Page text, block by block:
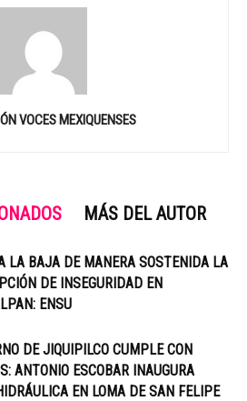
VOCES MEXIQUENSES
MÁS DEL AUTOR
LA BAJA DE MANERA SOSTENIDA LA
DE INSEGURIDAD EN
ENSU
DE JIQUIPILCO CUMPLE CON
ANTONIO ESCOBAR INAUGURA
EN LOMA DE SAN FELIPE